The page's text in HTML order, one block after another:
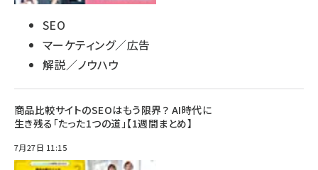
SEO
マーケティング／広告
解説／ノウハウ
商品比較サイトのSEOはもう限界？ AI時代に
生き残る「たった1つの道」【1週間まとめ】
7月27日 11:15